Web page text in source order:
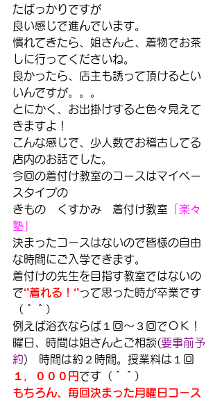
たばっかりですが
良い感じで進んでいます。
慣れてきたら、姐さんと、着物でお茶
しに行ってくださいね。
良かったら、店主も誘って頂けるとい
いんですが。。。
とにかく、お出掛けすると色々見えて
きますよ！
こんな感じで、少人数でお稽古してる
店内のお話でした。
今回の着付け教室のコースはマイペー
スタイプの
きもの　くすかみ　着付け教室 「楽々
塾」
決まったコースはないので皆様の自由
な時間にご入学できます。
着付けの先生を目指す教室ではないの
で‘’着れる！‘’って思った時が卒業です
（＾＾）
例えば浴衣ならば１回～３回でＯＫ！
曜日、時間は姐さんとご相談(要事前予
約)　時間は約２時間。授業料は１回
１，０００円 です（＾＾）
もちろん、毎回決まった月曜日コース